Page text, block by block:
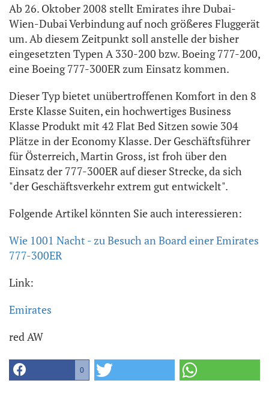
Ab 26. Oktober 2008 stellt Emirates ihre Dubai-
Wien-Dubai Verbindung auf noch größeres Fluggerät
um. Ab diesem Zeitpunkt soll anstelle der bisher
eingesetzten Typen A 330-200 bzw. Boeing 777-200,
eine Boeing 777-300ER zum Einsatz kommen.
Dieser Typ bietet unübertroffenen Komfort in den 8
Erste Klasse Suiten, ein hochwertiges Business
Klasse Produkt mit 42 Flat Bed Sitzen sowie 304
Plätze in der Economy Klasse. Der Geschäftsführer
für Österreich, Martin Gross, ist froh über den
Einsatz der 777-300ER auf dieser Strecke, da sich
"der Geschäftsverkehr extrem gut entwickelt".
Folgende Artikel könnten Sie auch interessieren:
Wie 1001 Nacht - zu Besuch an Board einer Emirates
777-300ER
Link:
Emirates
red AW
0